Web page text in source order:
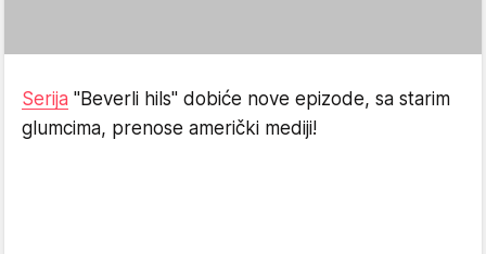
Serija "Beverli hils" dobiće nove epizode, sa starim
glumcima, prenose američki mediji!